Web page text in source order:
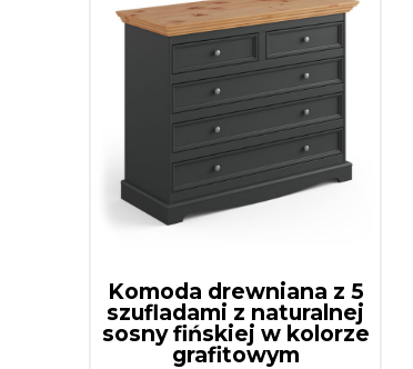
Komoda drewniana z 5
szufladami z naturalnej
sosny fińskiej w kolorze
grafitowym